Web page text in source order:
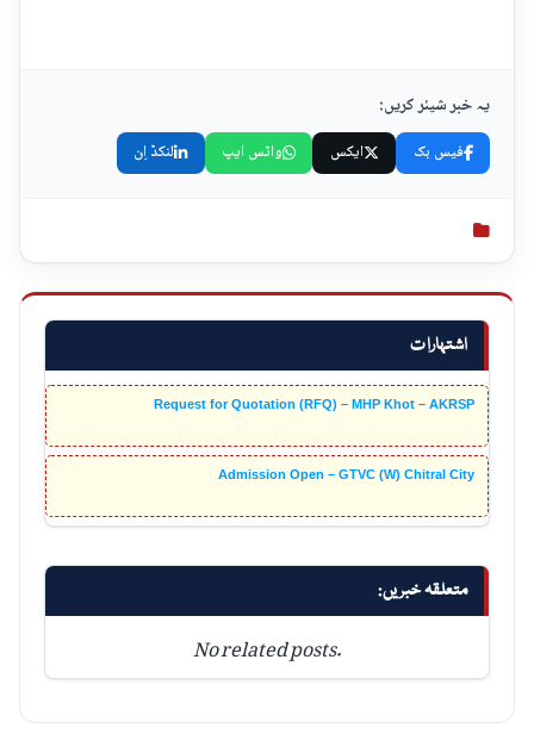
اشتہارات
Request for Quotation (RFQ) – MHP Khot – AKRSP
Admission Open – GTVC (W) Chitral City
متعلقہ خبریں:
No related posts.
یہ خبر شیئر کریں:
فیس بک ایکس واٹس ایپ لنکڈ اِن